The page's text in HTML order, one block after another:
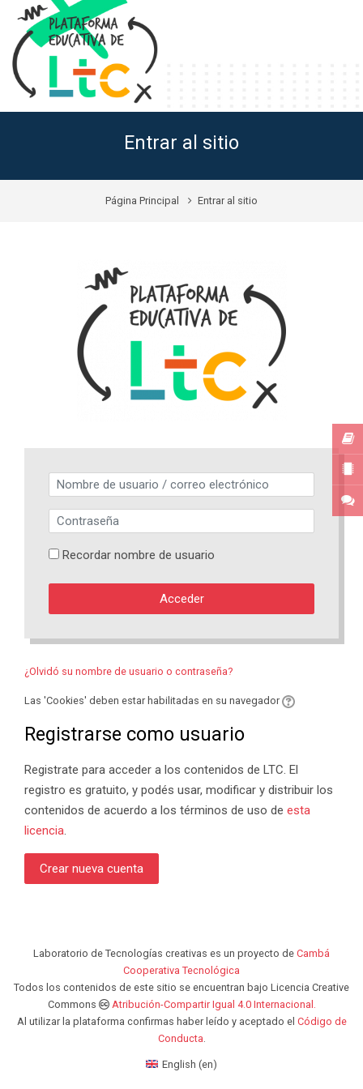
Entrar al sitio
Página Principal Entrar al sitio
Plataforma LTC: Acceder
Nombre de usuario / correo electrónico
Contraseña
Recordar nombre de usuario
Acceder
¿Olvidó su nombre de usuario o contraseña?
Las 'Cookies' deben estar habilitadas en su navegador
Registrarse como usuario
Registrate para acceder a los contenidos de LTC. El
registro es gratuito, y podés usar, modificar y distribuir los
contenidos de acuerdo a los términos de uso de esta
licencia.
Crear nueva cuenta
Laboratorio de Tecnologías creativas es un proyecto de Cambá
Cooperativa Tecnológica
Todos los contenidos de este sitio se encuentran bajo Licencia Creative
Commons
Atribución-Compartir Igual 4.0 Internacional.
Al utilizar la plataforma confirmas haber leído y aceptado el Código de
Conducta.
English ‎(en)‎